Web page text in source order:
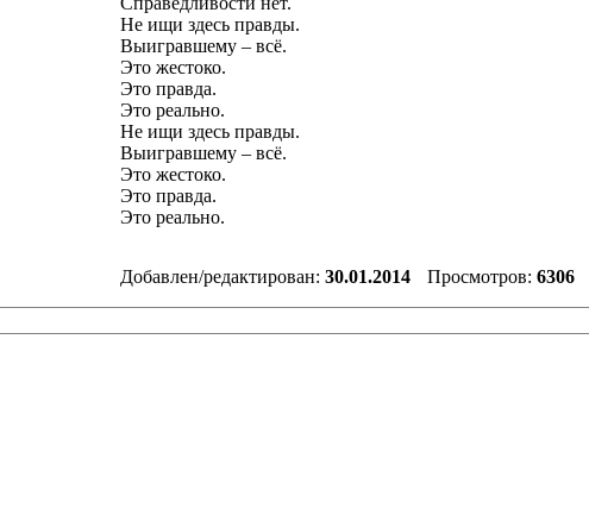
Не ищи здесь правды.
Выигравшему – всё.
Это жестоко.
Это правда.
Это реально.
Не ищи здесь правды.
Выигравшему – всё.
Это жестоко.
Это правда.
Это реально.
Добавлен/редактирован: 30.01.2014 Просмотров: 6306